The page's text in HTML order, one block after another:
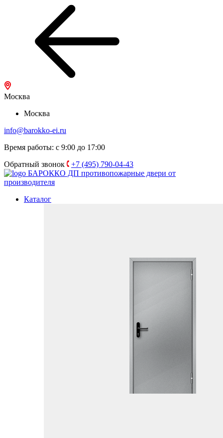
Москва
Москва
info@barokko-ei.ru
Время работы: с 9:00 до 17:00
Обратный звонок
+7 (495) 790-04-43
БАРОККО ДП противопожарные двери от
производителя
Каталог